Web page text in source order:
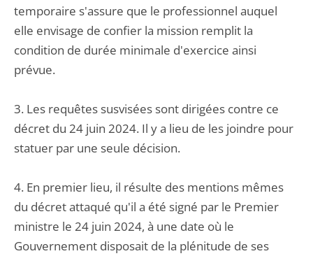
temporaire s'assure que le professionnel auquel
elle envisage de confier la mission remplit la
condition de durée minimale d'exercice ainsi
prévue.
3. Les requêtes susvisées sont dirigées contre ce
décret du 24 juin 2024. Il y a lieu de les joindre pour
statuer par une seule décision.
4. En premier lieu, il résulte des mentions mêmes
du décret attaqué qu'il a été signé par le Premier
ministre le 24 juin 2024, à une date où le
Gouvernement disposait de la plénitude de ses